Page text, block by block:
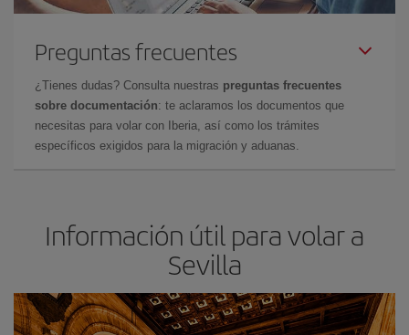
Preguntas frecuentes
¿Tienes dudas? Consulta nuestras preguntas frecuentes
sobre documentación: te aclaramos los documentos que
necesitas para volar con Iberia, así como los trámites
específicos exigidos para la migración y aduanas.
Información útil para volar a
Sevilla